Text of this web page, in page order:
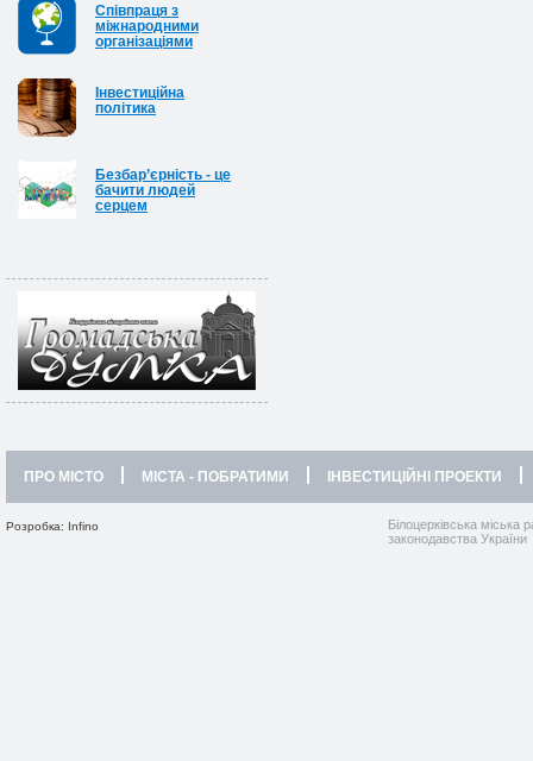
Співпраця з
міжнародними
організаціями
Інвестиційна
політика
Безбар’єрність - це
бачити людей
серцем
ПРО МІСТО МІСТА - ПОБРАТИМИ ІНВЕСТИЦІЙНІ ПРОЕКТИ
Розробка: Infino
Білоцерківська міська
законодавства України